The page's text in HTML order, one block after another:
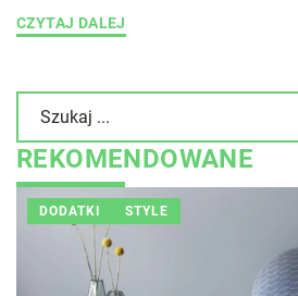
CZYTAJ DALEJ
REKOMENDOWANE
INNE